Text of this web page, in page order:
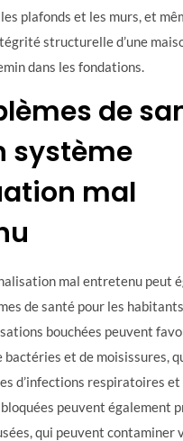
les plafonds et les murs, et
structurelle d’une
dans les fondations.
de
système
mal
mal entretenu peut
de santé pour les
bouchées peuvent
et de moisissures,
d’infections respiratoires et
peuvent également
qui peuvent contaminer